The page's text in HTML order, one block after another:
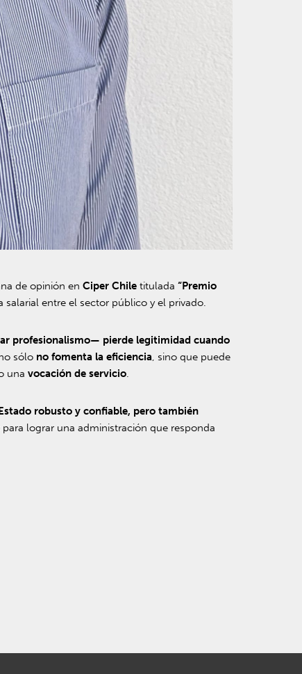
de opinión enCiper Chile titulada“Premio
entre el sector público y el privado.
profesionalismo— pierde legitimidad cuando
sólo no fomenta la eficiencia, sino que puede
unavocación de servicio.
robusto y confiable, pero también
para lograr una administración que responda